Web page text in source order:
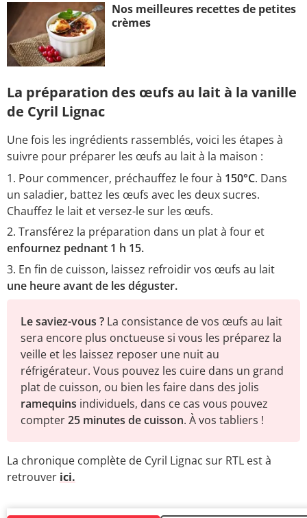
Nos meilleures recettes de petites
crèmes
La préparation des œufs au lait à la vanille
de Cyril Lignac
Une fois les ingrédients rassemblés, voici les étapes à
suivre pour préparer les œufs au lait à la maison :
Pour commencer, préchauffez le four à 150°C. Dans
un saladier, battez les œufs avec les deux sucres.
Chauffez le lait et versez-le sur les œufs.
Transférez la préparation dans un plat à four et
enfournez pednant 1 h 15.
En fin de cuisson, laissez refroidir vos œufs au lait
une heure avant de les déguster.
Le saviez-vous ? La consistance de vos œufs au lait
sera encore plus onctueuse si vous les préparez la
veille et les laissez reposer une nuit au
réfrigérateur. Vous pouvez les cuire dans un grand
plat de cuisson, ou bien les faire dans des jolis
ramequins individuels, dans ce cas vous pouvez
compter25 minutes de cuisson. À vos tabliers !
La chronique complète de Cyril Lignac sur RTL est à
retrouver ici.